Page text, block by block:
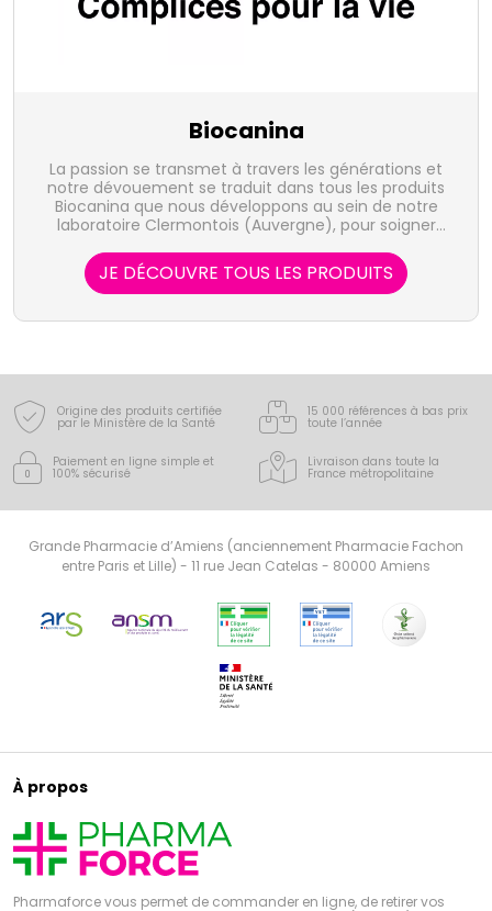
Biocanina
La passion se transmet à travers les générations et
notre dévouement se traduit dans tous les produits
Biocanina que nous développons au sein de notre
laboratoire Clermontois (Auvergne), pour soigner
qu'ils méritent.
JE DÉCOUVRE TOUS LES PRODUITS
Origine des produits certifiée
par le Ministère de la Santé
15 000 références à bas prix
toute l’année
Paiement en ligne simple et
100% sécurisé
Livraison dans toute la
France métropolitaine
Grande Pharmacie d’Amiens (anciennement Pharmacie Fachon
entre Paris et Lille) - 11 rue Jean Catelas - 80000 Amiens
À propos
Pharmaforce vous permet de commander en ligne, de retirer vos